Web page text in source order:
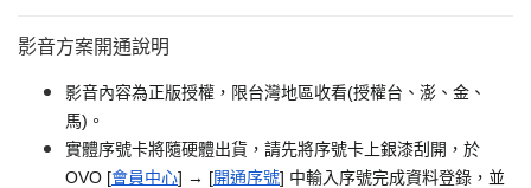
影音方案開通說明
影音內容為正版授權，限台灣地區收看(授權台、澎、金、
馬)。
實體序號卡將隨硬體出貨，請先將序號卡上銀漆刮開，於
OVO [會員中心] → [開通序號] 中輸入序號完成資料登錄，並